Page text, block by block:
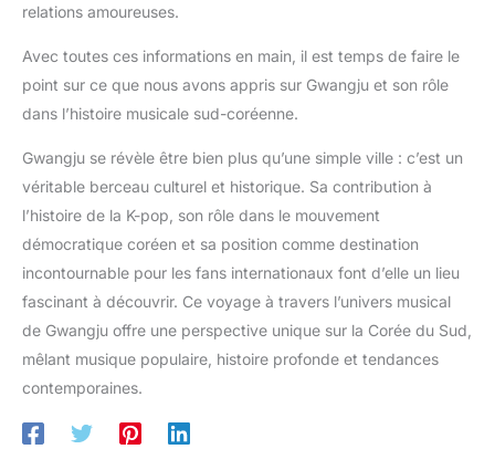
relations amoureuses.
Avec toutes ces informations en main, il est temps de faire le
point sur ce que nous avons appris sur Gwangju et son rôle
dans l’histoire musicale sud-coréenne.
Gwangju se révèle être bien plus qu’une simple ville : c’est un
véritable berceau culturel et historique. Sa contribution à
l’histoire de la K-pop, son rôle dans le mouvement
démocratique coréen et sa position comme destination
incontournable pour les fans internationaux font d’elle un lieu
fascinant à découvrir. Ce voyage à travers l’univers musical
de Gwangju offre une perspective unique sur la Corée du Sud,
mêlant musique populaire, histoire profonde et tendances
contemporaines.